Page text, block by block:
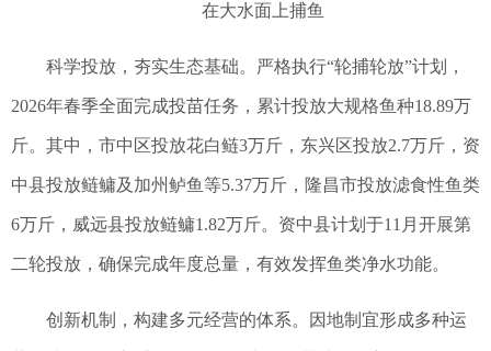
在大水面上捕鱼
科学投放，夯实生态基础。严格执行“轮捕轮放”计划，
2026年春季全面完成投苗任务，累计投放大规格鱼种18.89万
斤。其中，市中区投放花白鲢3万斤，东兴区投放2.7万斤，资
中县投放鲢鳙及加州鲈鱼等5.37万斤，隆昌市投放滤食性鱼类
6万斤，威远县投放鲢鳙1.82万斤。资中县计划于11月开展第
二轮投放，确保完成年度总量，有效发挥鱼类净水功能。
创新机制，构建多元经营的体系。因地制宜形成多种运